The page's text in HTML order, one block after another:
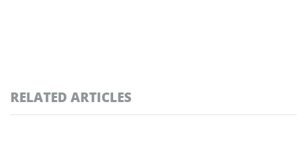
RELATED ARTICLES